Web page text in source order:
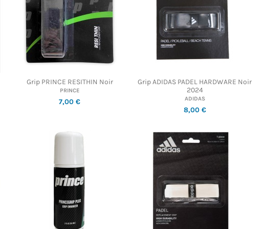
Grip PRINCE RESITHIN Noir
PRINCE
7,00 €
Grip ADIDAS PADEL HARDWARE Noir
2024
ADIDAS
8,00 €